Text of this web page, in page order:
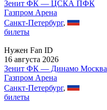
Зенит ФК — ЦСКА ПФК
Газпром Арена
Санкт-Петербург,
билеты
Нужен Fan ID
16 августа 2026
Зенит ФК — Динамо Москва
Газпром Арена
Санкт-Петербург,
билеты